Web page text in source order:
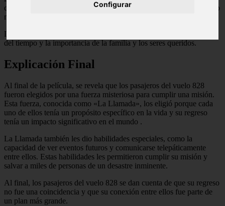
Configurar
conexión inexplicable entre ellos y que su regreso tiene un propósito
mayor.
La película explora temas como la conexión humana, la percepción
del tiempo y la importancia de la familia y los seres queridos.
Explicación Final
Al final de la película, se revela que los pasajeros del vuelo 828
fueron elegidos por una fuerza misteriosa para cumplir una misión.
Esta fuerza, conocida como «La Llamada», los eligió porque cada
uno de ellos tenía un propósito específico en la vida y su regreso
tenía un impacto significativo en el mundo .
La Llamada también les dio habilidades especiales, como la
capacidad de ver eventos futuros y comunicarse telepáticamente
entre ellos. Estas habilidades les permitieron cumplir su misión y
salvar a miles de personas de un desastre inminente.
Al final, los pasajeros del vuelo 828 se dan cuenta de que su regreso
no fue una coincidencia y que su conexión entre ellos fue parte de
un plan más grande.